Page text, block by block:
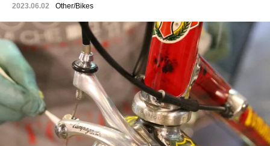
2023.06.02 Other/Bikes